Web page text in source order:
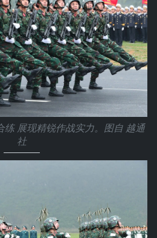
练 展现精锐作战实力。图自 越通
社